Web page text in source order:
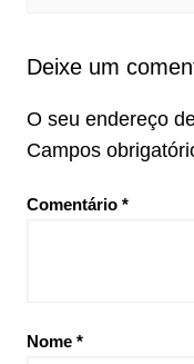
Deixe um
O seu endereço
Campos
Comentário *
Nome *